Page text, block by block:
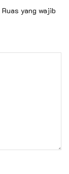
Ruas yang wajib